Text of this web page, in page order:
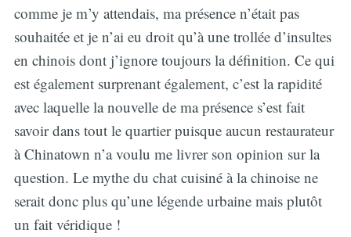
comme je m’y attendais, ma présence n’était pas
souhaitée et je n’ai eu droit qu’à une trollée d’insultes
en chinois dont j’ignore toujours la définition. Ce qui
est également surprenant également, c’est la rapidité
avec laquelle la nouvelle de ma présence s’est fait
savoir dans tout le quartier puisque aucun restaurateur
à Chinatown n’a voulu me livrer son opinion sur la
question. Le mythe du chat cuisiné à la chinoise ne
serait donc plus qu’une légende urbaine mais plutôt
un fait véridique !